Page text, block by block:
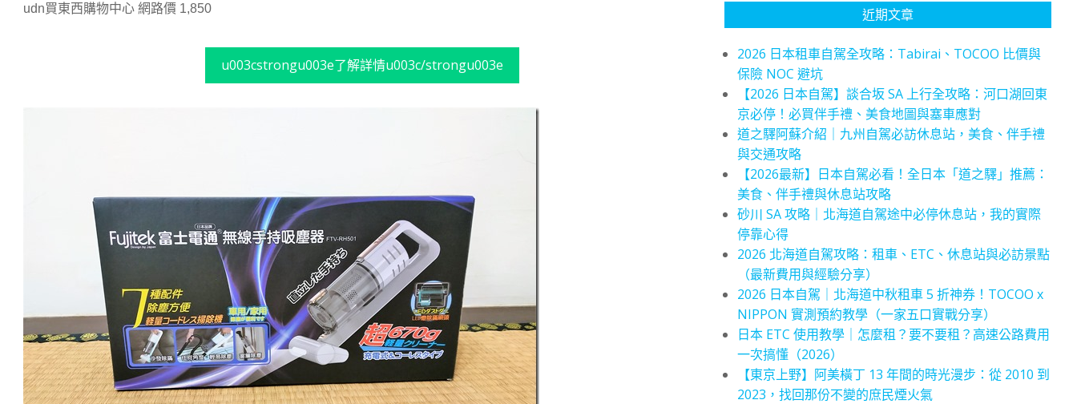
udn買東西購物中心 網路價 1,850
u003cstrongu003e了解詳情u003c/strongu003e
近期文章
2026 日本租車自駕全攻略：Tabirai、TOCOO 比價與
保險 NOC 避坑
【2026 日本自駕】談合坂 SA 上行全攻略：河口湖回東
京必停！必買伴手禮、美食地圖與塞車應對
道之驛阿蘇介紹｜九州自駕必訪休息站，美食、伴手禮
與交通攻略
【2026最新】日本自駕必看！全日本「道之驛」推薦：
美食、伴手禮與休息站攻略
砂川 SA 攻略｜北海道自駕途中必停休息站，我的實際
停靠心得
2026 北海道自駕攻略：租車、ETC、休息站與必訪景點
（最新費用與經驗分享）
2026 日本自駕｜北海道中秋租車 5 折神券！TOCOO x
NIPPON 實測預約教學（一家五口實戰分享）
日本 ETC 使用教學｜怎麼租？要不要租？高速公路費用
一次搞懂（2026）
【東京上野】阿美橫丁 13 年間的時光漫步：從 2010 到
2023，找回那份不變的庶民煙火氣